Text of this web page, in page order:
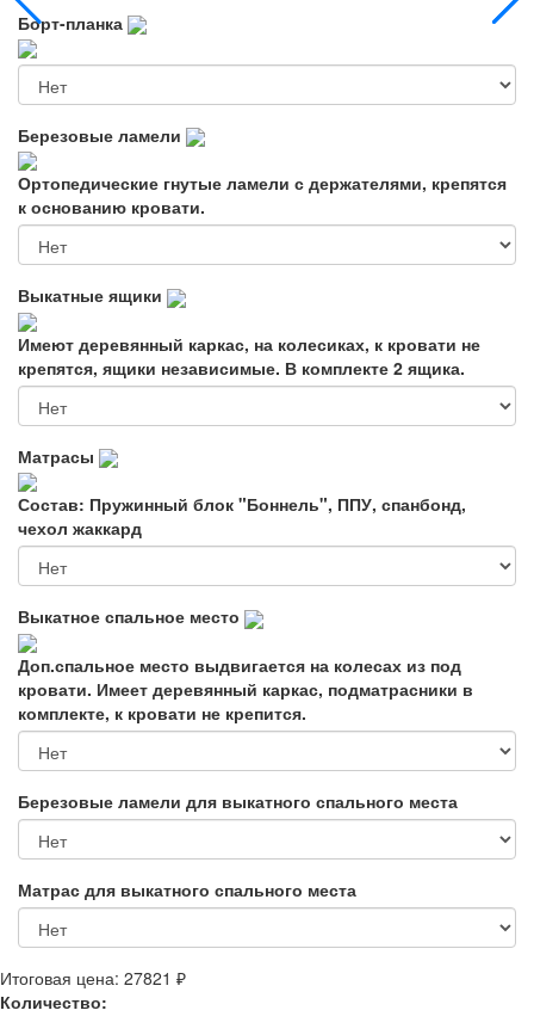
Борт-планка
Березовые ламели
Ортопедические гнутые ламели с держателями, крепятся
к основанию кровати.
Выкатные ящики
Имеют деревянный каркас, на колесиках, к кровати не
крепятся, ящики независимые. В комплекте 2 ящика.
Матрасы
Состав: Пружинный блок "Боннель", ППУ, спанбонд,
чехол жаккард
Выкатное спальное место
Доп.спальное место выдвигается на колесах из под
кровати. Имеет деревянный каркас, подматрасники в
комплекте, к кровати не крепится.
Березовые ламели для выкатного спального места
Матрас для выкатного спального места
Итоговая цена: 27821 ₽
Количество: